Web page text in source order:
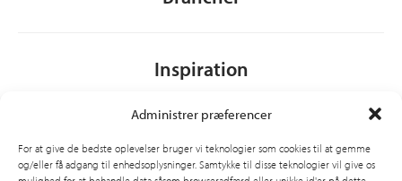
Administrer præferencer
For at give de bedste oplevelser bruger vi teknologier som cookies til at gemme
og/eller få adgang til enhedsoplysninger. Samtykke til disse teknologier vil give os
Inspiration
Om CSI